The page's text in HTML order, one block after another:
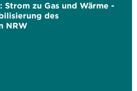
zu Gas und Wärme -
des
NRW